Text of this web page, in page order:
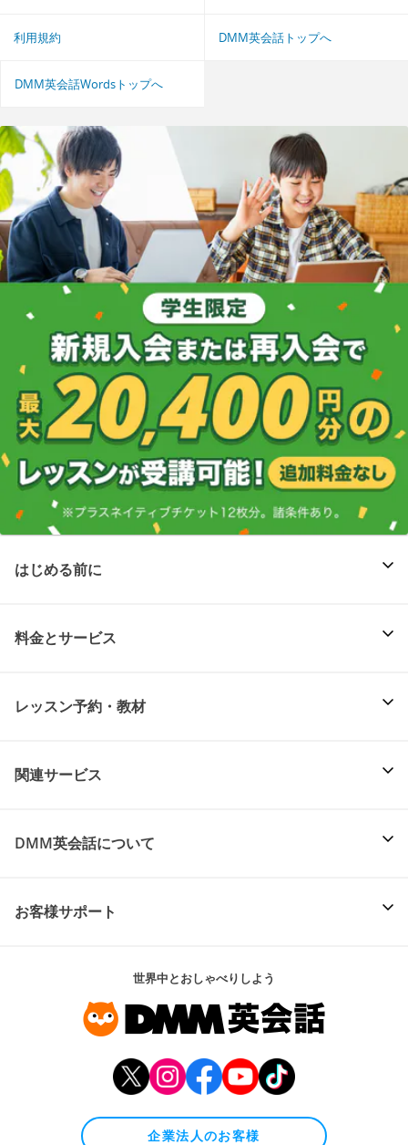
利用規約 DMM英会話トップへ
DMM英会話Wordsトップへ
はじめる前に
料金とサービス
レッスン予約・教材
関連サービス
DMM英会話について
お客様サポート
世界中とおしゃべりしよう
企業法人のお客様